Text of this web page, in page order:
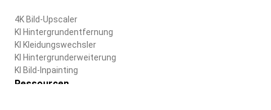
4K Bild-Upscaler
KI Hintergrundentfernung
KI Kleidungswechsler
KI Hintergrunderweiterung
KI Bild-Inpainting
Ressourcen